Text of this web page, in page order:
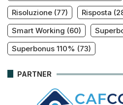
Risoluzione (77) Risposta
Smart Working (60)
Superbonus 110% (73)
PARTNER